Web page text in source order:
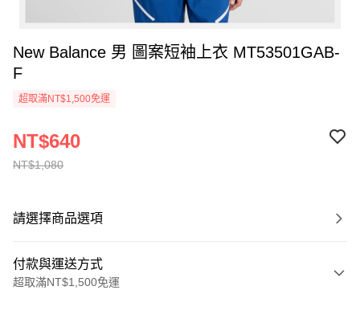
New Balance 男 圖案短袖上衣 MT53501GAB-
F
超取滿NT$1,500免運
NT$1,080
NT$640
請選擇商品選項
付款與運送方式
超取滿NT$1,500免運